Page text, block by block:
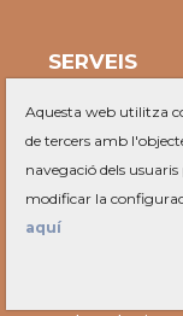
SERVEIS
Recollida
OMIC
Ofertes de
Aquesta web utilitza
de tercers amb
navegació dels
modificar la
aquí